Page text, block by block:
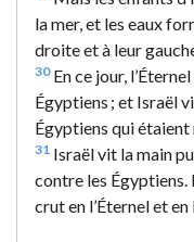
la mer, et les eaux
droite et à leur
30En ce jour,
Égyptiens ; et Israël
Égyptiens qui étaient
31 Israël vit la main
contre les Égyptiens.
crut en l’Éternel et